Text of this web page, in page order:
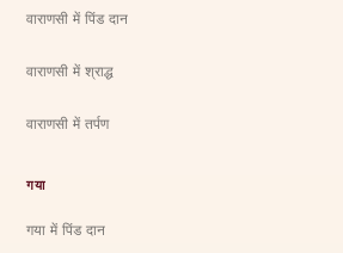
वाराणसी में पिंड दान
वाराणसी में श्राद्ध
वाराणसी में तर्पण
गया
गया में पिंड दान